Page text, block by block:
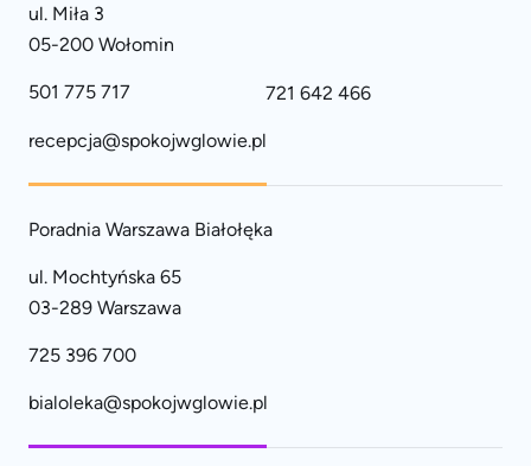
ul. Miła 3
05-200 Wołomin
501 775 717 721 642 466
recepcja@spokojwglowie.pl
Poradnia Warszawa Białołęka
ul. Mochtyńska 65
03-289 Warszawa
725 396 700
bialoleka@spokojwglowie.pl